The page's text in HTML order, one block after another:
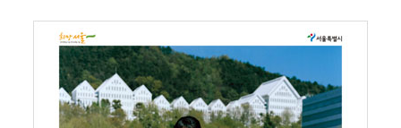
U
L
사
공
유
하
기